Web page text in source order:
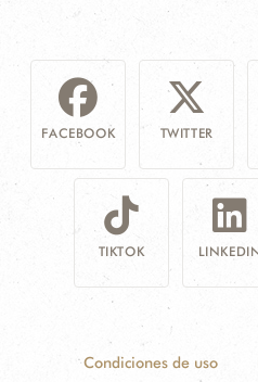
FACEBOOK TWITTER
TIKTOK
Condiciones de uso